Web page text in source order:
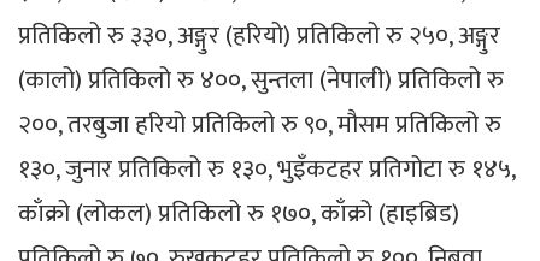
प्रतिकिलो रु ३३०, अङ्गुर (हरियो) प्रतिकिलो रु २५०, अङ्गुर
(कालो) प्रतिकिलो रु ४००, सुन्तला (नेपाली) प्रतिकिलो रु
२००, तरबुजा हरियो प्रतिकिलो रु ९०, मौसम प्रतिकिलो रु
१३०, जुनार प्रतिकिलो रु १३०, भुइँकटहर प्रतिगोटा रु १४५,
काँक्रो (लोकल) प्रतिकिलो रु १७०, काँक्रो (हाइब्रिड)